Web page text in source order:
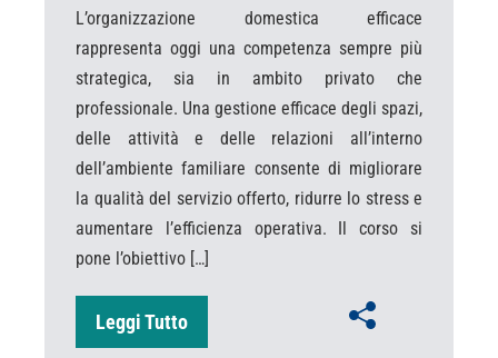
L’organizzazione domestica efficace
rappresenta oggi una competenza sempre più
strategica, sia in ambito privato che
professionale. Una gestione efficace degli spazi,
delle attività e delle relazioni all’interno
dell’ambiente familiare consente di migliorare
la qualità del servizio offerto, ridurre lo stress e
aumentare l’efficienza operativa. Il corso si
pone l’obiettivo […]
Leggi Tutto